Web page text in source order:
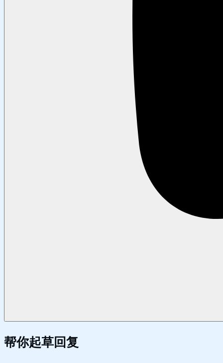
帮你起草回复